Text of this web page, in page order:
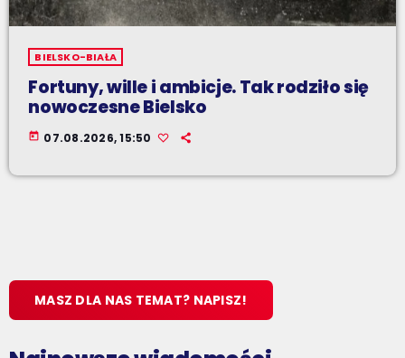
BIELSKO-BIAŁA
Fortuny, wille i ambicje. Tak rodziło się
nowoczesne Bielsko
today 07.08.2026, 15:50
MASZ DLA NAS TEMAT? NAPISZ!